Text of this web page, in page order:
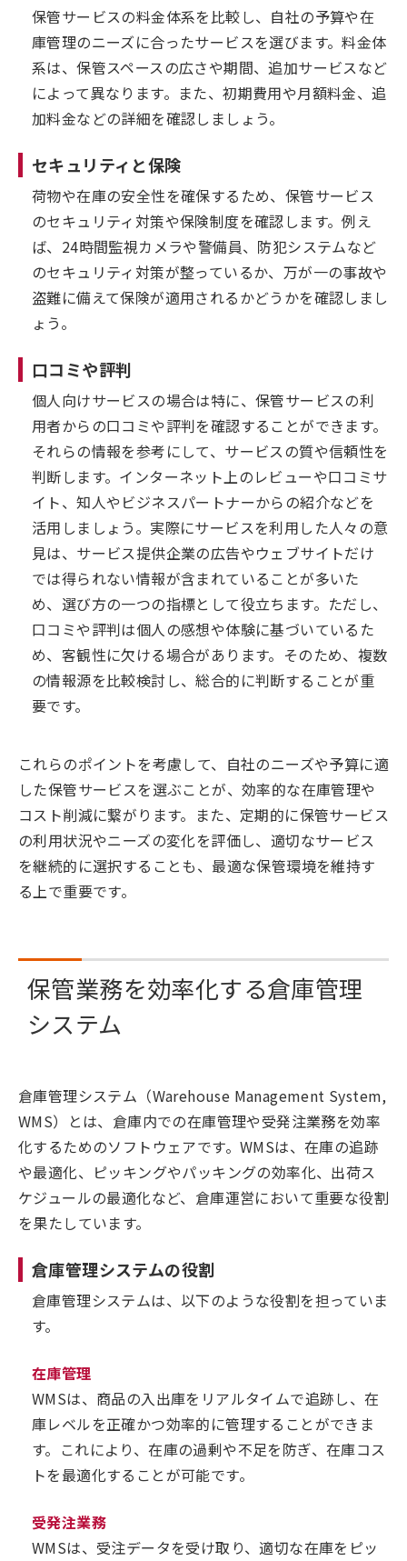
保管サービスの料金体系を比較し、自社の予算や在
庫管理のニーズに合ったサービスを選びます。料金体
系は、保管スペースの広さや期間、追加サービスなど
によって異なります。また、初期費用や月額料金、追
加料金などの詳細を確認しましょう。
セキュリティと保険
荷物や在庫の安全性を確保するため、保管サービス
のセキュリティ対策や保険制度を確認します。例え
ば、24時間監視カメラや警備員、防犯システムなど
のセキュリティ対策が整っているか、万が一の事故や
盗難に備えて保険が適用されるかどうかを確認しまし
ょう。
口コミや評判
個人向けサービスの場合は特に、保管サービスの利
用者からの口コミや評判を確認することができます。
それらの情報を参考にして、サービスの質や信頼性を
判断します。インターネット上のレビューや口コミサ
イト、知人やビジネスパートナーからの紹介などを
活用しましょう。実際にサービスを利用した人々の意
見は、サービス提供企業の広告やウェブサイトだけ
では得られない情報が含まれていることが多いた
め、選び方の一つの指標として役立ちます。ただし、
口コミや評判は個人の感想や体験に基づいているた
め、客観性に欠ける場合があります。そのため、複数
の情報源を比較検討し、総合的に判断することが重
要です。
これらのポイントを考慮して、自社のニーズや予算に適
した保管サービスを選ぶことが、効率的な在庫管理や
コスト削減に繋がります。また、定期的に保管サービス
の利用状況やニーズの変化を評価し、適切なサービス
を継続的に選択することも、最適な保管環境を維持す
る上で重要です。
保管業務を効率化する倉庫管理
システム
倉庫管理システム（Warehouse Management System,
WMS）とは、倉庫内での在庫管理や受発注業務を効率
化するためのソフトウェアです。WMSは、在庫の追跡
や最適化、ピッキングやパッキングの効率化、出荷ス
ケジュールの最適化など、倉庫運営において重要な役割
を果たしています。
倉庫管理システムの役割
倉庫管理システムは、以下のような役割を担っていま
す。
在庫管理
WMSは、商品の入出庫をリアルタイムで追跡し、在
庫レベルを正確かつ効率的に管理することができま
す。これにより、在庫の過剰や不足を防ぎ、在庫コス
トを最適化することが可能です。
受発注業務
WMSは、受注データを受け取り、適切な在庫をピッ